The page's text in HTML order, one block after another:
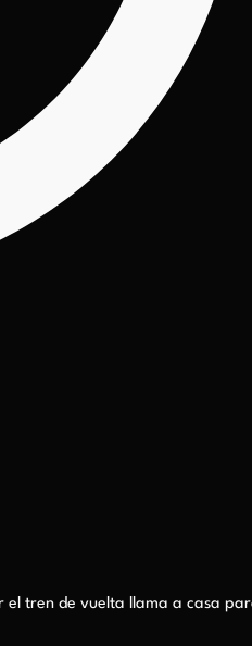
tren de vuelta llama a casa